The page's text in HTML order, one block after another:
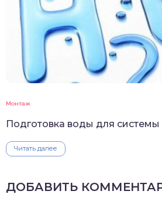
Монтаж
Подготовка воды для системы
Читать далее
ДОБАВИТЬ